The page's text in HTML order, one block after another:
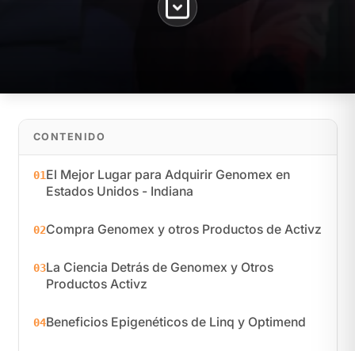
CONTENIDO
01El Mejor Lugar para Adquirir Genomex en
Estados Unidos - Indiana
02Compra Genomex y otros Productos de Activz
03La Ciencia Detrás de Genomex y Otros
Productos Activz
04Beneficios Epigenéticos de Linq y Optimend